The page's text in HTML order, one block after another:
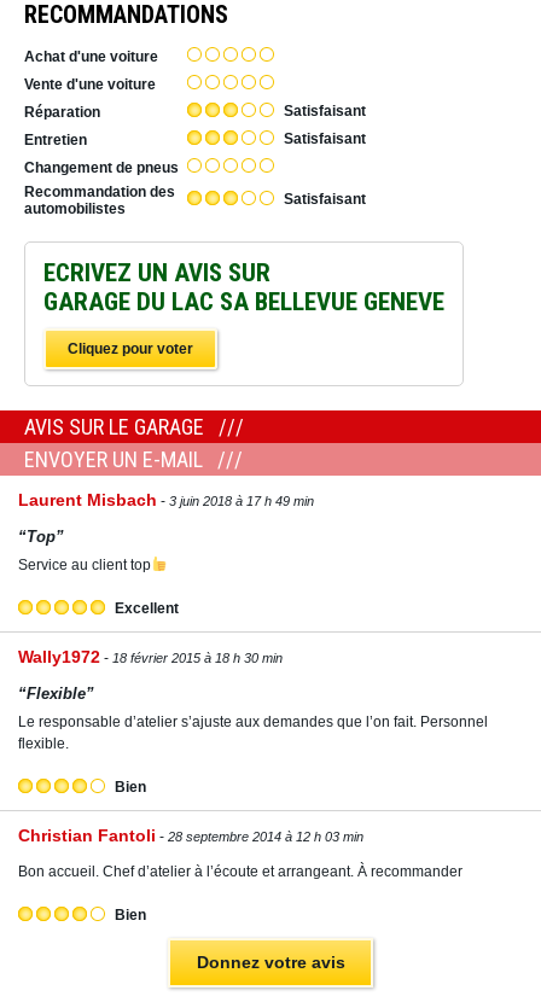
RECOMMANDATIONS
Achat d'une voiture
Vente d'une voiture
Réparation
Satisfaisant
Entretien
Satisfaisant
Changement de pneus
Recommandation des
automobilistes
Satisfaisant
ECRIVEZ UN AVIS SUR
GARAGE DU LAC SA BELLEVUE GENEVE
Cliquez pour voter
AVIS SUR LE GARAGE
ENVOYER UN E-MAIL
Laurent Misbach 3 juin 2018 à 17 h 49 min
“Top”
Service au client top
Excellent
Wally1972 18 février 2015 à 18 h 30 min
“Flexible”
Le responsable d’atelier s’ajuste aux demandes que l’on fait. Personnel
flexible.
Bien
Christian Fantoli 28 septembre 2014 à 12 h 03 min
Bon accueil. Chef d’atelier à l’écoute et arrangeant. À recommander
Bien
Donnez votre avis